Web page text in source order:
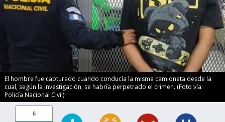
El hombre fue capturado cuando conducía la misma camioneta desde la
cual, según la investigación, se habría perpetrado el crimen. (Foto vía:
Policía Nacional Civil)
6